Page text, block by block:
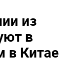
из
в
в Китае